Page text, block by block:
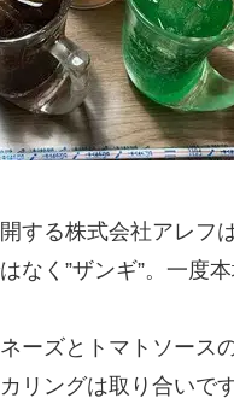
する株式会社アレフ
なく”ザンギ”。一度
ーズとトマトソース
リングは取り合いで